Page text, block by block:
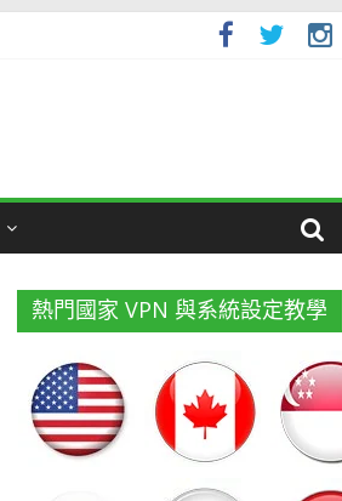
熱門國家 VPN 與系統設定教學